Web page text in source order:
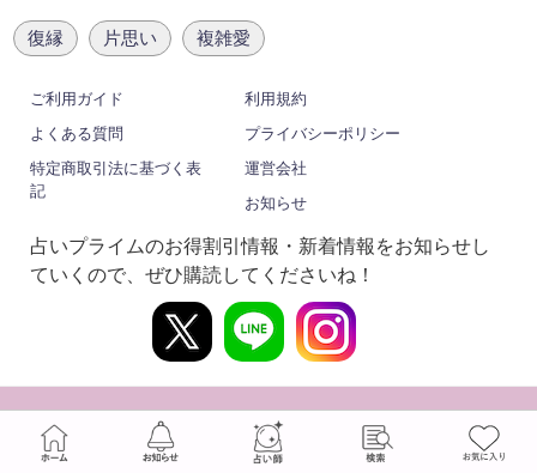
復縁 片思い 複雑愛
ご利用ガイド
利用規約
よくある質問
プライバシーポリシー
特定商取引法に基づく表
記
運営会社
お知らせ
占いプライムのお得割引情報・新着情報をお知らせし
ていくので、ぜひ購読してくださいね！
© Media Kobo, Inc. All Rights Reserved.